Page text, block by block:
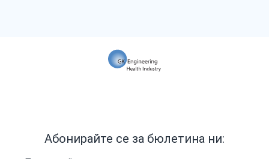
Абонирайте се за бюлетина ни: